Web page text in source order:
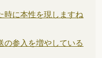
時に本性を現しますね
の参入を増やしている